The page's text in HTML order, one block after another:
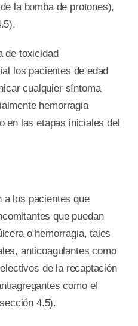
la bomba de protones),
de toxicidad
los pacientes de edad
cualquier síntoma
hemorragia
en las etapas iniciales del
a los pacientes que
que puedan
o hemorragia, tales
anticoagulantes como
de la recaptación
como el
4.5).